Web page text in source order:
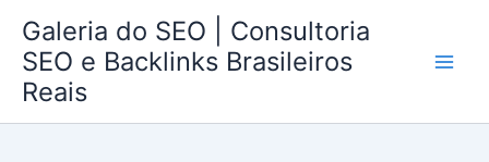
para
conteúdo
Galeria do SEO | Consultoria
SEO e Backlinks Brasileiros
Reais